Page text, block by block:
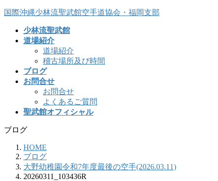
コ
ナ
国際沖縄少林流聖武館空手道協会・福岡支部
少林流聖武館
道場紹介
道場紹介
稽古場所及び時間
ブログ
お問合せ
お問合せ
よくあるご質問
聖武館オフィシャル
ブログ
HOME
ブログ
大野幼稚園令和7年度最後の空手(2026.03.11)
20260311_103436R